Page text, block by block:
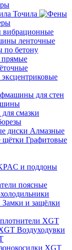
Точила
для стен
Алмазные
Графитовые
и поддоны
поясные
Замки и защёлки
Воздуходувки